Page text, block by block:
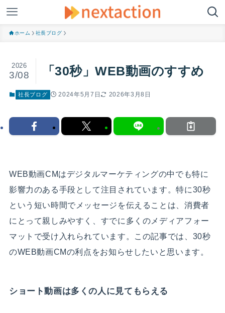
ホーム 社長ブログ
「30秒」WEB動画のすすめ
2026
3/08
社長ブログ 2024年5月7日 2026年3月8日
WEB動画CMはデジタルマーケティングの中でも特に
影響力のある手段として注目されています。特に30秒
という短い時間でメッセージを伝えることは、消費者
にとって親しみやすく、すでに多くのメディアフォー
マットで受け入れられています 。この記事では、30秒
のWEB動画CMの利点をお知らせしたいと思います。
ショート動画は多くの人に見てもらえる